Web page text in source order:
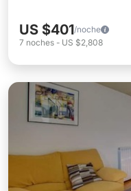
US $401/noche
7 noches - US $2,808